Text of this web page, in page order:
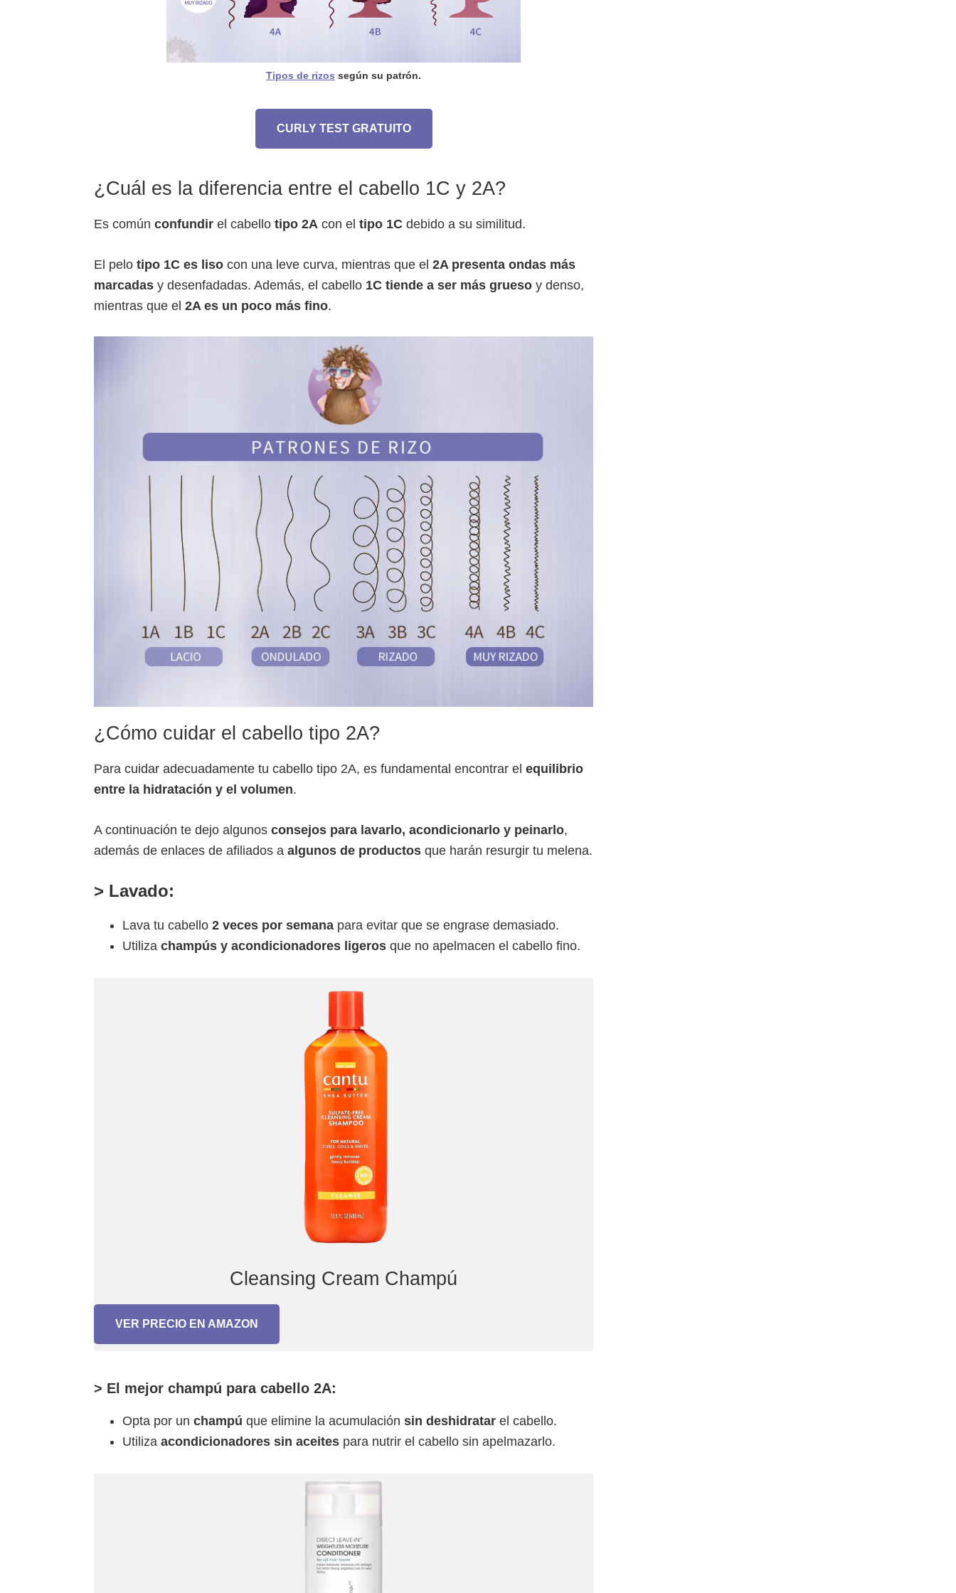
Tipos de rizos según su patrón.
CURLY TEST GRATUITO
¿Cuál es la diferencia entre el cabello 1C y 2A?
Es común confundir el cabello tipo 2A con el tipo 1C debido a su similitud.
El pelo tipo 1C es liso con una leve curva, mientras que el 2A presenta ondas más
marcadas y desenfadadas. Además, el cabello 1C tiende a ser más grueso y denso,
mientras que el 2A es un poco más fino.
¿Cómo cuidar el cabello tipo 2A?
Para cuidar adecuadamente tu cabello tipo 2A, es fundamental encontrar el equilibrio
entre la hidratación y el volumen.
A continuación te dejo algunos consejos para lavarlo, acondicionarlo y peinarlo,
además de enlaces de afiliados a algunos de productos que harán resurgir tu melena.
> Lavado:
Lava tu cabello 2 veces por semana para evitar que se engrase demasiado.
Utiliza champús y acondicionadores ligeros que no apelmacen el cabello fino.
Cleansing Cream Champú
VER PRECIO EN AMAZON
> El mejor champú para cabello 2A:
Opta por un champú que elimine la acumulación sin deshidratar el cabello.
Utiliza acondicionadores sin aceites para nutrir el cabello sin apelmazarlo.